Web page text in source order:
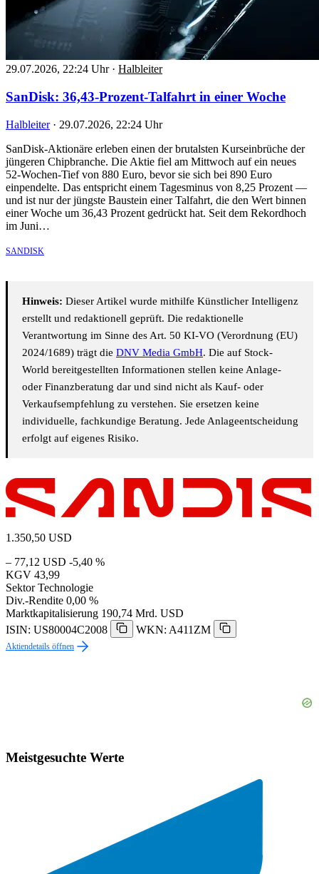
29.07.2026, 22:24 Uhr · Halbleiter
SanDisk: 36,43-Prozent-Talfahrt in einer Woche
Halbleiter · 29.07.2026, 22:24 Uhr
SanDisk-Aktionäre erleben einen der brutalsten Kurseinbrüche der
jüngeren Chipbranche. Die Aktie fiel am Mittwoch auf ein neues
52-Wochen-Tief von 880 Euro, bevor sie sich bei 890 Euro
einpendelte. Das entspricht einem Tagesminus von 8,25 Prozent —
und ist nur der jüngste Baustein einer Talfahrt, die den Wert binnen
einer Woche um 36,43 Prozent gedrückt hat. Seit dem Rekordhoch
im Juni…
SANDISK
Hinweis: Dieser Artikel wurde mithilfe Künstlicher Intelligenz
erstellt und redaktionell geprüft. Die redaktionelle
Verantwortung im Sinne des Art. 50 KI-VO (Verordnung (EU)
2024/1689) trägt die DNV Media GmbH. Die auf Stock-
World bereitgestellten Informationen stellen keine Anlage-
oder Finanzberatung dar und sind nicht als Kauf- oder
Verkaufsempfehlung zu verstehen. Sie ersetzen keine
individuelle, fachkundige Beratung. Jede Anlageentscheidung
erfolgt auf eigenes Risiko.
1.350,50 USD
– 77,12 USD -5,40 %
KGV 43,99
Sektor Technologie
Div.-Rendite 0,00 %
Marktkapitalisierung 190,74 Mrd. USD
ISIN: US80004C2008
WKN: A411ZM
Aktiendetails öffnen
Meistgesuchte Werte